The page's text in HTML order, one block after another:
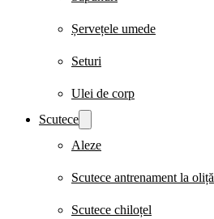
Șervețele umede
Seturi
Ulei de corp
Scutece
Aleze
Scutece antrenament la oliță
Scutece chiloțel